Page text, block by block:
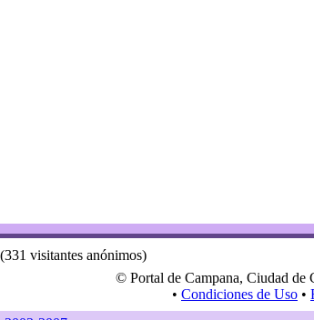
visitantes anónimos)
© Portal de Campana, Ciudad de
• Condiciones de Uso •